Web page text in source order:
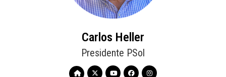
Carlos Heller
Presidente PSol